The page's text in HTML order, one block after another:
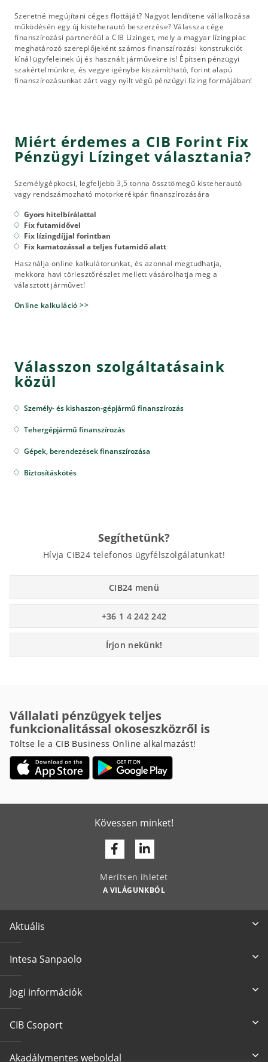
Szeretné megújítani céges flottáját? Nagyot lendítene vállalkozása
működésén egy új kisteherautó beszerzése? Válassza cége
finanszírozási partneréül a CIB Lízinget, mely a magyar lízingpiac
meghatározó szereplőjeként számos finanszírozási konstrukciót
kínál ügyfeleinek új és használt járművekre is! Építsen pénzügyi
szakértelmünkre, és vegye igénybe kiszámítható, forint alapú
finanszírozásunkat zárt vagy nyílt végű pénzügyi lízing formájában!
Miért érdemes a CIB Forint Fix
Pénzügyi Lízinget választania?
Személygépkocsi, legfeljebb 3,5 tonna össztömegű kisteherautó
vagy rendszámozható motorkerékpár finanszírozására
Gyors hitelbírálattal
Fix futamidővel
Fix lízingdíjjal forintban
Fix kamatozással a teljes futamidő alatt
Használja online kalkulátorunkat, és azonnal megtudhatja,
mekkora havi törlesztőrészlet mellett vásárolhatja meg a
választott járművet!
Online kalkuláció >>
Válasszon szolgáltatásaink
közül
Személy- és kishaszon-gépjármű finanszírozás
Tehergépjármű finanszírozás
Gépek, berendezések finanszírozása
Biztosításkötés
Segíthetünk?
Hívja CIB24 telefonos ügyfélszolgálatunkat!
CIB24 menü
+36 1 4 242 242
Írjon nekünk!
Vállalati pénzügyek teljes
funkcionalitással okoseszközről is
Töltse le a CIB Business Online alkalmazást!
Kövessen minket!
FacebookLinkedin
Merítsen ihletet
A VILÁGUNKBÓL
Aktuális
Intesa Sanpaolo
Jogi információk
CIB Csoport
Akadálymentes weboldal